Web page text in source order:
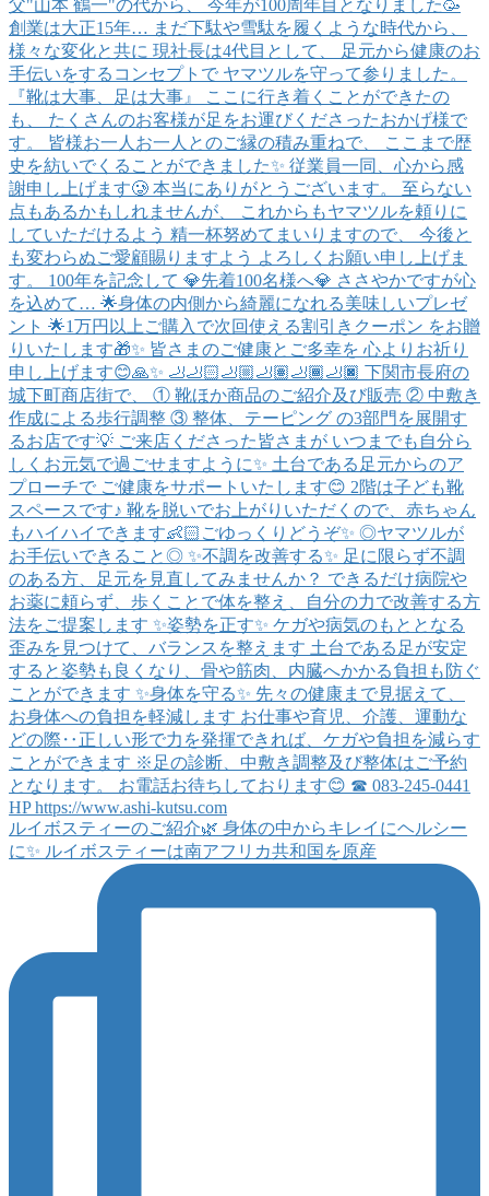
ルイボスティーのご紹介🌿 身体の中からキレイにヘルシー
に✨ ルイボスティーは南アフリカ共和国を原産